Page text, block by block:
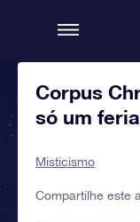
Corpus
só um
Misticismo
Compartilhe este